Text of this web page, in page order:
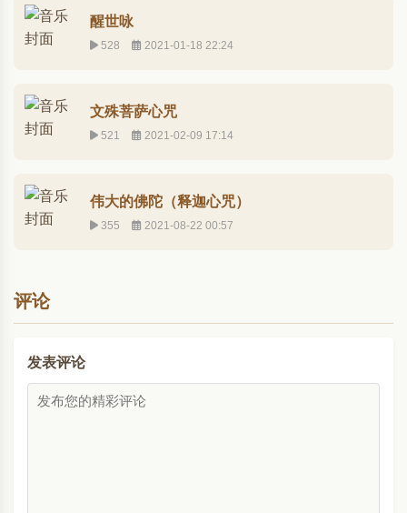
醒世咏
528 2021-01-18 22:24
文殊菩萨心咒
521 2021-02-09 17:14
伟大的佛陀（释迦心咒）
355 2021-08-22 00:57
评论
发表评论